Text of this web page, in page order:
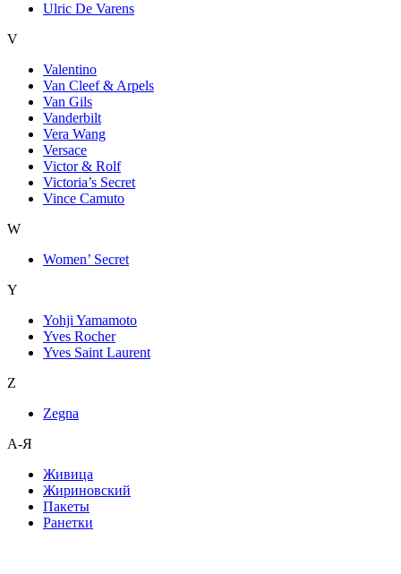
Ulric De Varens
V
Valentino
Van Cleef & Arpels
Van Gils
Vanderbilt
Vera Wang
Versace
Victor & Rolf
Victoria’s Secret
Vince Camuto
W
Women’ Secret
Y
Yohji Yamamoto
Yves Rocher
Yves Saint Laurent
Z
Zegna
А-Я
Живица
Жириновский
Пакеты
Ранетки